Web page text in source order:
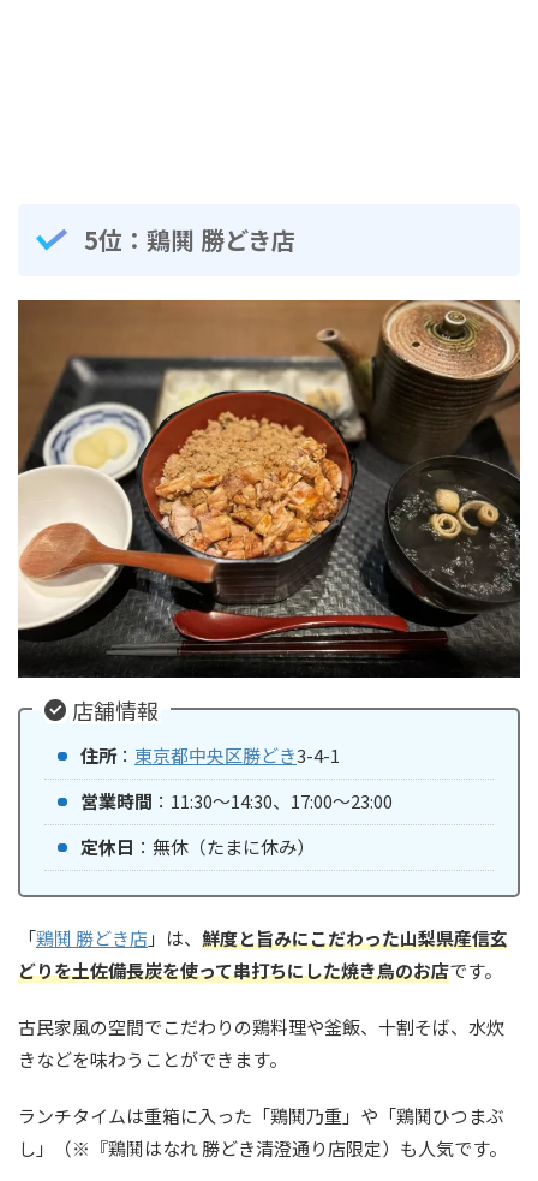
5位：鶏鬨 勝どき店
店舗情報
住所： 東京都中央区勝どき3-4-1
営業時間 ：11:30～14:30、17:00～23:00
定休日 ：無休（たまに休み）
「鶏鬨 勝どき店 」は、 鮮度と旨みにこだわった山梨県産信玄
どりを土佐備長炭を使って串打ちにした焼き鳥のお店です。
古民家風の空間でこだわりの鶏料理や釜飯、十割そば、水炊
きなどを味わうことができます。
ランチタイムは重箱に入った「鶏鬨乃重」や「鶏鬨ひつまぶ
し」（※『鶏鬨はなれ 勝どき清澄通り店限定）も人気です。